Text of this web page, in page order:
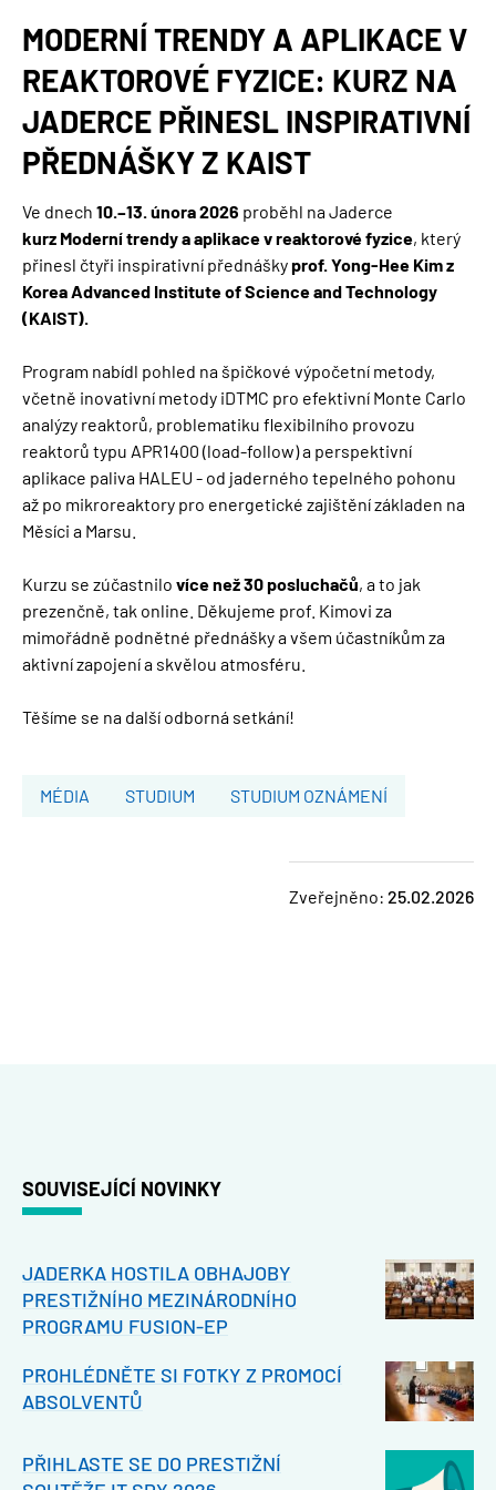
MODERNÍ TRENDY A APLIKACE V
REAKTOROVÉ FYZICE: KURZ NA
JADERCE PŘINESL INSPIRATIVNÍ
PŘEDNÁŠKY Z KAIST
Ve dnech 10.–13. února 2026 proběhl na Jaderce
kurz Moderní trendy a aplikace v reaktorové fyzice, který
přinesl čtyři inspirativní přednáškyprof. Yong-Hee Kim z
Korea Advanced Institute of Science and Technology
(KAIST).
Program nabídl pohled na špičkové výpočetní metody,
včetně inovativní metody iDTMC pro efektivní Monte Carlo
analýzy reaktorů, problematiku flexibilního provozu
reaktorů typu APR1400 (load-follow) a perspektivní
aplikace paliva HALEU - od jaderného tepelného pohonu
až po mikroreaktory pro energetické zajištění základen na
Měsíci a Marsu.
Kurzu se zúčastnilo více než 30 posluchačů, a to jak
prezenčně, tak online. Děkujeme prof. Kimovi za
mimořádně podnětné přednášky a všem účastníkům za
aktivní zapojení a skvělou atmosféru.
Těšíme se na další odborná setkání!
MÉDIA STUDIUM STUDIUM OZNÁMENÍ
Zveřejněno: 25.02.2026
SOUVISEJÍCÍ NOVINKY
JADERKA HOSTILA OBHAJOBY
PRESTIŽNÍHO MEZINÁRODNÍHO
PROGRAMU FUSION-EP
PROHLÉDNĚTE SI FOTKY Z PROMOCÍ
ABSOLVENTŮ
PŘIHLASTE SE DO PRESTIŽNÍ